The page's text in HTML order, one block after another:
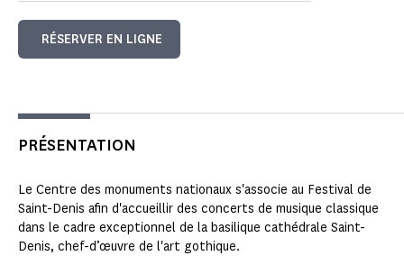
RÉSERVER EN LIGNE
PRÉSENTATION
Le Centre des monuments nationaux s'associe au Festival de
Saint-Denis afin d'accueillir des concerts de musique classique
dans le cadre exceptionnel de la basilique cathédrale Saint-
Denis, chef-d’œuvre de l'art gothique.